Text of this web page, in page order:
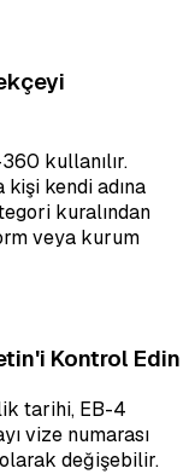
kullanılır.
kendi adına
kuralından
veya kurum
Kontrol Edin
tarihi, EB-4
vize numarası
değişebilir.